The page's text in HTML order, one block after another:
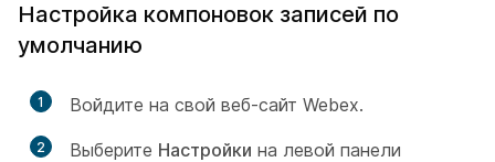
Настройка компоновок записей по
умолчанию
1 Войдите на свой веб-сайт Webex.
2 Выберите Настройки на левой панели